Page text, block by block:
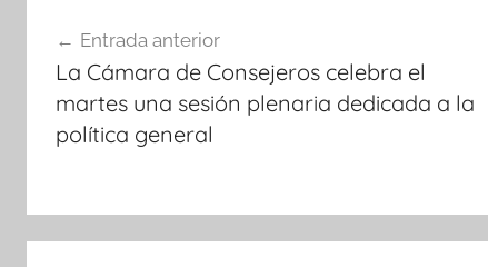
de
entradas
Entrada anterior
La Cámara de Consejeros celebra el
martes una sesión plenaria dedicada a la
política general